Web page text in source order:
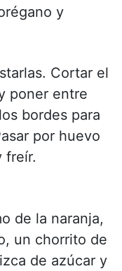
y
Cortar el
poner entre
bordes para
por huevo
freír.
de la naranja,
un chorrito de
de azúcar y